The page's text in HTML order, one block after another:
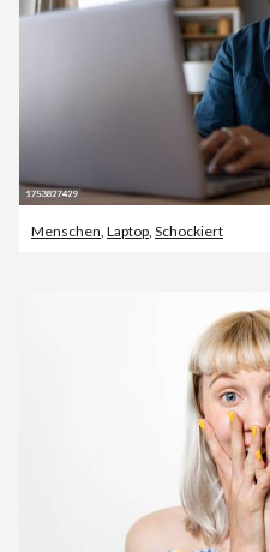
Menschen Laptop Schockiert